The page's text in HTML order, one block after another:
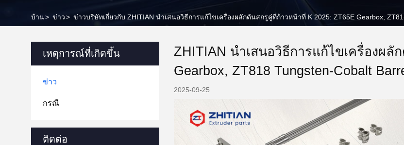
บ้าน> ข่าว> ข่าวบริษัทเกี่ยวกับ ZHITIAN นําเสนอวิธีการแก้ไขเครื่องผลักดันสกรูคู่ที่ก้าวหน้าที่ K 2025: ZT65E Gearbox,
เหตุการณ์ที่เกิดขึ้น
ข่าว
กรณี
ติดต่อ
ZHITIAN นําเสนอวิธีการแก้ไขเครื่องผ
Gearbox, ZT818 Tungsten-Cobalt
2025-09-25